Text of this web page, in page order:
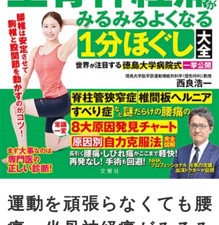
運動を頑張らなくても腰